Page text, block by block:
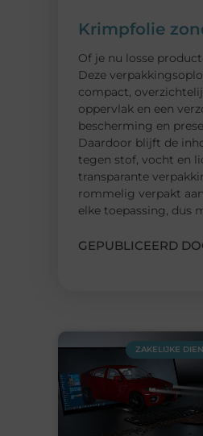
Krimpfolie
Of je nu losse
Deze
compact,
oppervlak en een
bescherming en
Daardoor blijft de
tegen stof, vocht en
transparante
rommelig verpakt
elke toepassing, dus
GEPUBLICEERD
ZAKELIJKE